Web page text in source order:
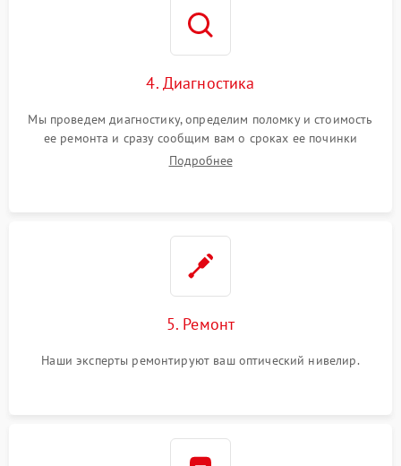
4. Диагностика
Мы проведем диагностику, определим поломку и стоимость
ее ремонта и сразу сообщим вам о сроках ее починки
Подробнее
5. Ремонт
Наши эксперты ремонтируют ваш оптический нивелир.